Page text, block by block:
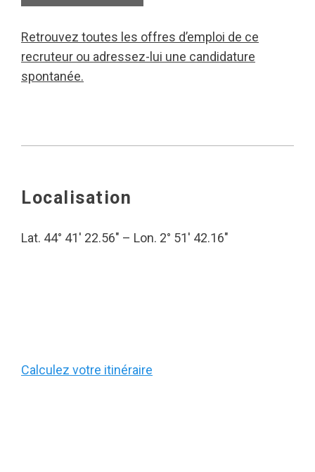
Retrouvez toutes les offres d’emploi de ce
recruteur ou adressez-lui une candidature
spontanée.
Localisation
Lat. 44° 41′ 22.56″ – Lon. 2° 51′ 42.16″
Calculez votre itinéraire